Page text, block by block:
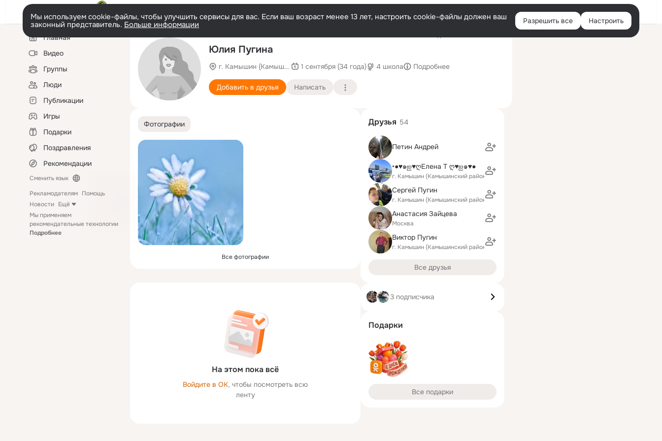
Войти
Мы используем cookie-файлы, чтобы улучшить сервисы для вас. Если ваш возраст менее 13 лет, настроить cookie-файлы должен ваш
законный представитель. Больше информации Разрешить все Настроить
Левая
колонкаГлавная
Видео
Группы
Люди
Публикации
Игры
Подарки
Поздравления
Рекомендации
Сменить язык
Рекламодателям Помощь
Новости Ещё
Мы применяем
рекомендательные технологии
Подробнее
Юлия Пугина
г. Камышин (Камышинский район)1 сентября (34 года) 4 школа Подробнее
Добавить в друзья Написать
Фотографии
Все фотографии
На этом пока всё
Войдите в ОК, чтобы посмотреть всю
ленту
Друзья 54
Петин Андрей
•●♥๑ஐ♥ღЕлена Т ღ♥ஐ๑♥●
г. Камышин (Камышинский район)
Сергей Пугин
г. Камышин (Камышинский район)
Анастасия Зайцева
Москва
Виктор Пугин
г. Камышин (Камышинский район)
Все друзья
3 подписчика
Подарки
Все подарки